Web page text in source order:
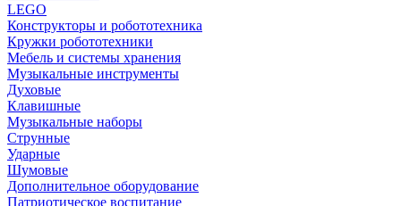
LEGO
Конструкторы и робототехника
Кружки робототехники
Мебель и системы хранения
Музыкальные инструменты
Духовые
Клавишные
Музыкальные наборы
Струнные
Ударные
Шумовые
Дополнительное оборудование
Патриотическое воспитание